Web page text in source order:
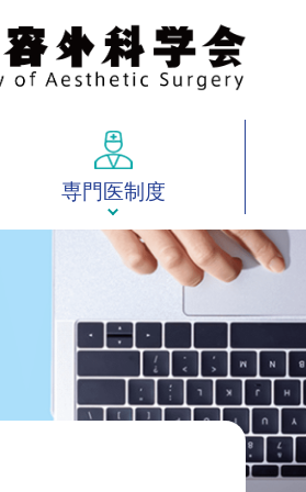
専門医制度